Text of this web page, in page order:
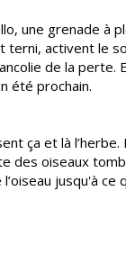
une grenade à
terni, activent le
de la
été prochain.
ça et là
des oiseaux
jusqu'à